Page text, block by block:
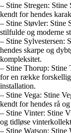
– Stine Stregen: Stine
kendt for hendes
– Stine Støvler: Stine
stilfulde og moderne
– Stine Sylvestersen:
hendes skarpe og
kompleksitet.
– Stine Thorup: Stine
for en række
installation.
– Stine Vega: Stine
kendt for hendes rå
– Stine Vinter: Stine
og tidløse
– Stine Watson: Stine